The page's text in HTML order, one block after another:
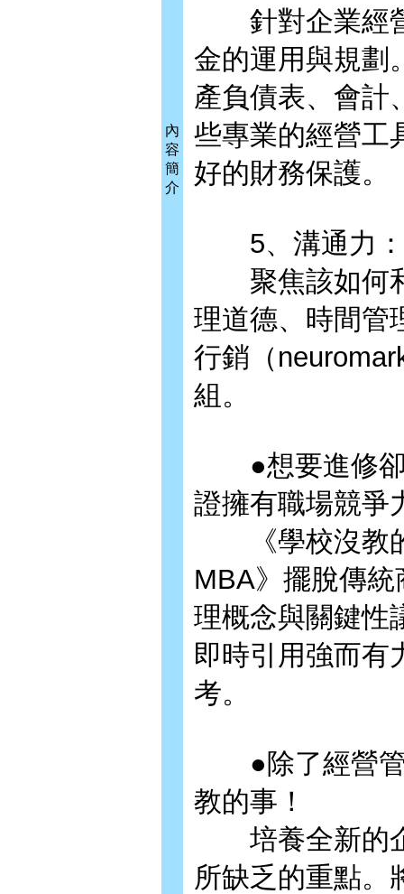
內
容
簡
介
針對企業經營
金的運用與規劃
產負債表、會計
些專業的經營工
好的財務保護。
5、溝通力：
聚焦該如何和
理道德、時間管
行銷（
組。
●想要進修卻
證擁有職場競爭
《學校沒教的
MBA》擺脫傳
理概念與關鍵性
即時引用強而有
考。
●除了經營管
教的事！
培養全新的企
所缺乏的重點。